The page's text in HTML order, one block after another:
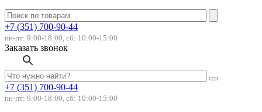
+7 (351) 700-90-44
пн-пт: 9:00-18:00, сб: 10:00-15:00
Заказать звонок
+7 (351) 700-90-44
пн-пт: 9:00-18:00, сб: 10:00-15:00